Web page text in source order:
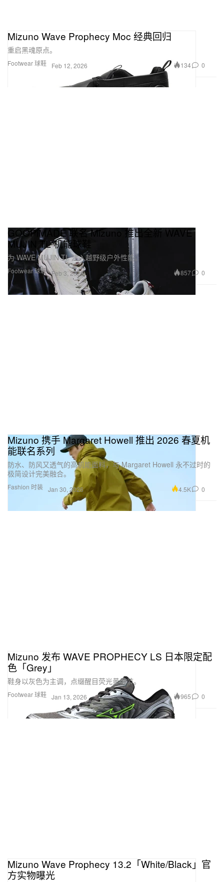
Footwear 球鞋
Mizuno Wave Prophecy Moc 经典回归
重启黑魂原点。
Feb 12, 2026 134 0
Footwear 球鞋
GOOPiMADE 联名 Mizuno 推出全新 WAVE
MUJIN TL 机能球鞋
为 WAVE MUJIN TL 注入越野级户外性能。
Feb 3, 2026 857 0
Fashion 时装
Mizuno 携手 Margaret Howell 推出 2026 春夏机
能联名系列
防水、防风又透气的高机能面料，与 Margaret Howell 永不过时的
极简设计完美融合。
Jan 30, 2026 4.5K 0
Footwear 球鞋
Mizuno 发布 WAVE PROPHECY LS 日本限定配
色「Grey」
鞋身以灰色为主调，点缀醒目荧光黄细节。
Jan 13, 2026 965 0
Mizuno Wave Prophecy 13.2「White/Black」官
方实物曝光